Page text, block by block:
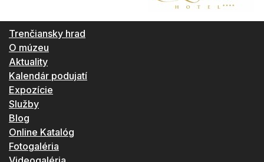
Trenčiansky hrad
O múzeu
Aktuality
Kalendár podujatí
Expozície
Služby
Blog
Online Katalóg
Fotogaléria